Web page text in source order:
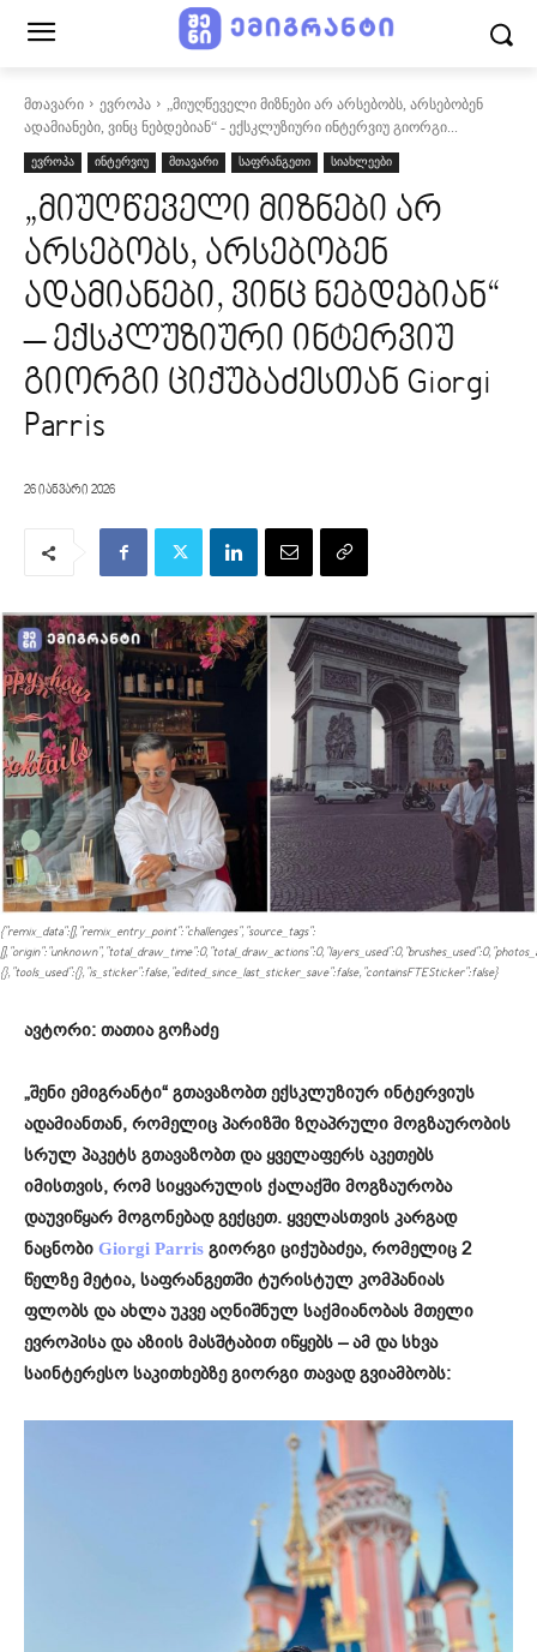
მთავარი ევროპა
„მიუღწეველი მიზნები არ არსებობს, არსებობენ
ადამიანები, ვინც ნებდებიან“ - ექსკლუზიური ინტერვიუ გიორგი...
ევროპა ინტერვიუ მთავარი საფრანგეთი სიახლეები
„მიუღწეველი მიზნები არ
არსებობს, არსებობენ
ადამიანები, ვინც ნებდებიან“
– ექსკლუზიური ინტერვიუ
გიორგი ციქუბაძესთან Giorgi
Parris
26 იანვარი 2026
{"remix_data":[],"remix_entry_point":"challenges","source_tags":
{},"tools_used":{},"is_sticker":false,"edited_since_last_sticker_save":false,"containsFTESticker":false}
ავტორი: თათია გოჩაძე
„შენი ემიგრანტი“ გთავაზობთ ექსკლუზიურ ინტერვიუს
ადამიანთან, რომელიც პარიზში ზღაპრული მოგზაურობის
სრულ პაკეტს გთავაზობთ და ყველაფერს აკეთებს
იმისთვის, რომ სიყვარულის ქალაქში მოგზაურობა
დაუვიწყარ მოგონებად გექცეთ. ყველასთვის კარგად
ნაცნობი Giorgi Parris გიორგი ციქუბაძეა, რომელიც 2
წელზე მეტია, საფრანგეთში ტურისტულ კომპანიას
ფლობს და ახლა უკვე აღნიშნულ საქმიანობას მთელი
ევროპისა და აზიის მასშტაბით იწყებს – ამ და სხვა
საინტერესო საკითხებზე გიორგი თავად გვიამბობს: